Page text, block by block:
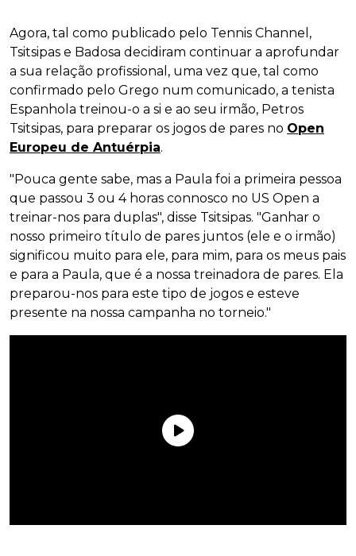
Agora, tal como publicado pelo Tennis Channel,
Tsitsipas e Badosa decidiram continuar a aprofundar
a sua relação profissional, uma vez que, tal como
confirmado pelo Grego num comunicado, a tenista
Espanhola treinou-o a si e ao seu irmão, Petros
Tsitsipas, para preparar os jogos de pares no Open
Europeu de Antuérpia.
"Pouca gente sabe, mas a Paula foi a primeira pessoa
que passou 3 ou 4 horas connosco no US Open a
treinar-nos para duplas", disse Tsitsipas. "Ganhar o
nosso primeiro título de pares juntos (ele e o irmão)
significou muito para ele, para mim, para os meus pais
e para a Paula, que é a nossa treinadora de pares. Ela
preparou-nos para este tipo de jogos e esteve
presente na nossa campanha no torneio."